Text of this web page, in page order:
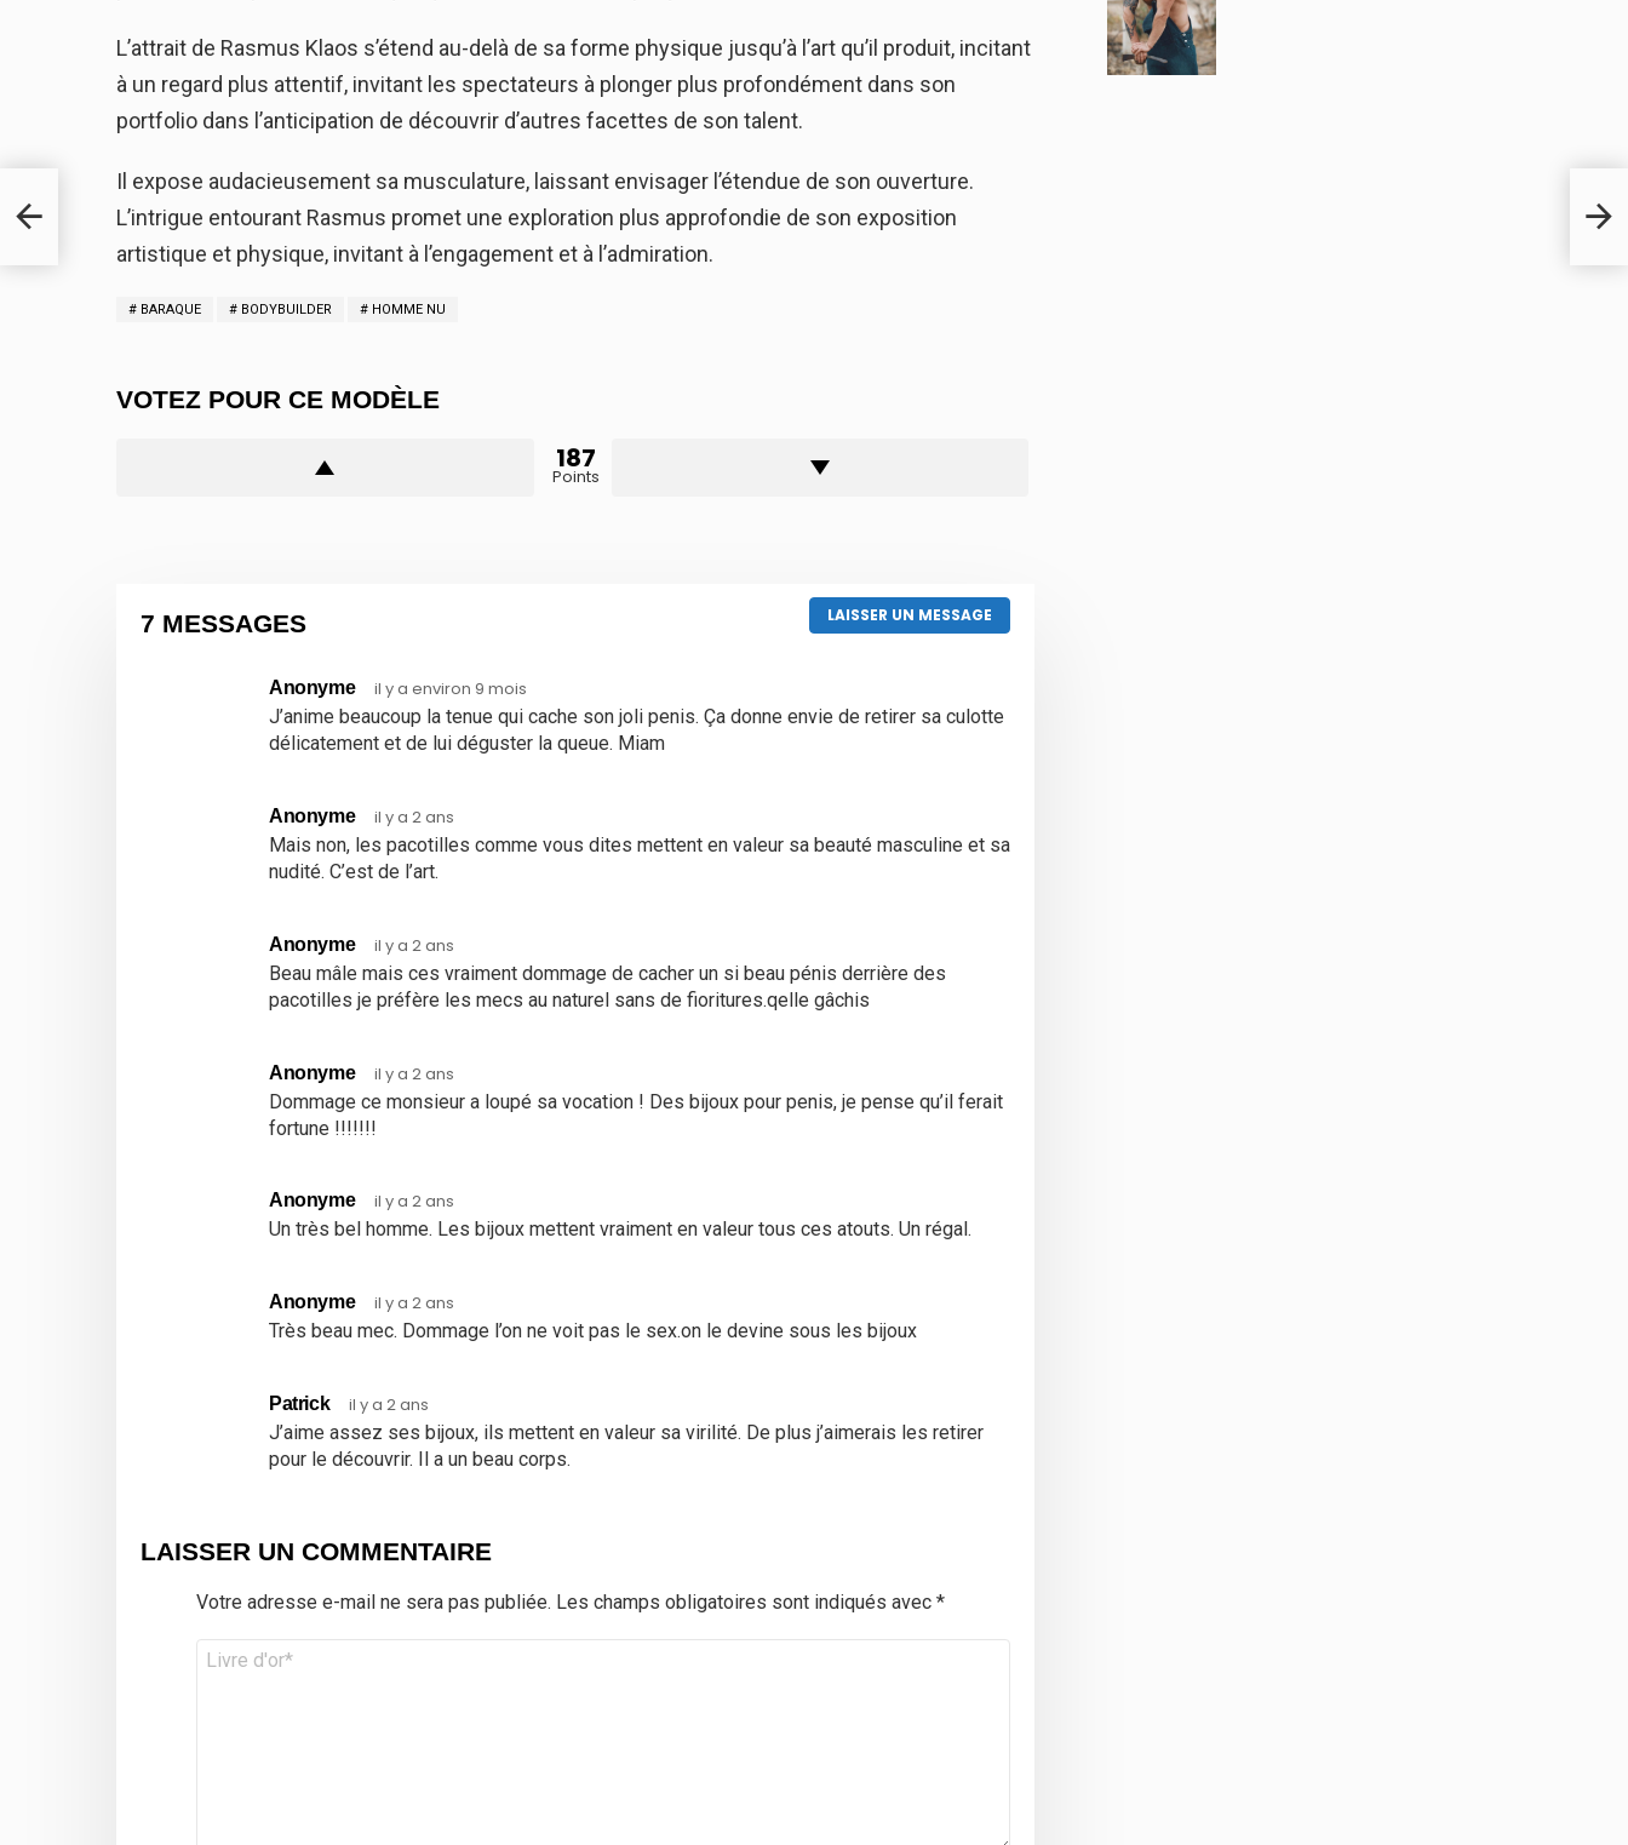
L’attrait de Rasmus Klaos s’étend au-delà de sa forme physique jusqu’à l’art qu’il produit, incitant
à un regard plus attentif, invitant les spectateurs à plonger plus profondément dans son
portfolio dans l’anticipation de découvrir d’autres facettes de son talent.
Il expose audacieusement sa musculature, laissant envisager l’étendue de son ouverture.
L’intrigue entourant Rasmus promet une exploration plus approfondie de son exposition
artistique et physique, invitant à l’engagement et à l’admiration.
BARAQUE BODYBUILDER HOMME NU
VOTEZ POUR CE MODÈLE
187
Points
7 MESSAGES LAISSER UN MESSAGE
Anonyme
il y a environ 9 mois
J’anime beaucoup la tenue qui cache son joli penis. Ça donne envie de retirer sa culotte
délicatement et de lui déguster la queue. Miam
Anonyme
il y a 2 ans
Mais non, les pacotilles comme vous dites mettent en valeur sa beauté masculine et sa
nudité. C’est de l’art.
Anonyme
il y a 2 ans
Beau mâle mais ces vraiment dommage de cacher un si beau pénis derrière des
pacotilles je préfère les mecs au naturel sans de fioritures.qelle gâchis
Anonyme
il y a 2 ans
Dommage ce monsieur a loupé sa vocation ! Des bijoux pour penis, je pense qu’il ferait
fortune !!!!!!!
Anonyme
il y a 2 ans
Un très bel homme. Les bijoux mettent vraiment en valeur tous ces atouts. Un régal.
Anonyme
il y a 2 ans
Très beau mec. Dommage l’on ne voit pas le sex.on le devine sous les bijoux
Patrick
il y a 2 ans
J’aime assez ses bijoux, ils mettent en valeur sa virilité. De plus j’aimerais les retirer
pour le découvrir. Il a un beau corps.
LAISSER UN COMMENTAIRE
Votre adresse e-mail ne sera pas publiée. Les champs obligatoires sont indiqués avec *
Commentaire